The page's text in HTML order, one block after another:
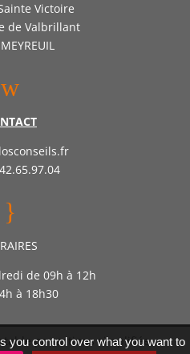
Victoire
de Valbrillant
w
}
de 09h à 12h
à 18h30
par actions simplifiée
you control over what you want to